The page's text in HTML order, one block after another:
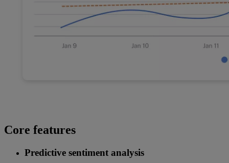
Core features
Predictive sentiment analysis